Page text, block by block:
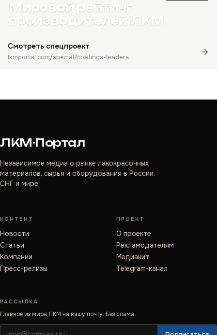
Мировой рейтинг
производителей ЛКМ
Смотреть спецпроект
lkmportal.com/special/coatings-leaders
ЛКМ·Портал
Независимое медиа о рынке лакокрасочных
материалов, сырья и оборудования в России,
СНГ и мире.
КОНТЕНТ
Новости
Статьи
Компании
Пресс-релизы
ПРОЕКТ
О проекте
Рекламодателям
Медиакит
Telegram-канал
РАССЫЛКА
Главное из мира ЛКМ на вашу почту. Без спама.